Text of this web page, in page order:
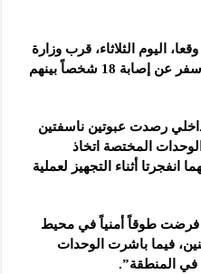
اليوم الثلاثاء، قرب وزارة
السياحة في العاصمة دمشق، ما أسفر عن إصابة 18 شخصاً بينهم
رصدت عبوتين ناسفتين
المختصة اتخاذ
انفجرتا أثناء التجهيز لعملية
فرضت طوقاً أمنياً في محيط
فيما باشرت الوحدات
في المنطقة”.